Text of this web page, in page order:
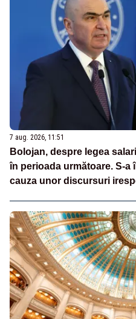
7 aug. 2026, 11:51
Bolojan, despre legea
în perioada următoare. S-a
cauza unor discursuri